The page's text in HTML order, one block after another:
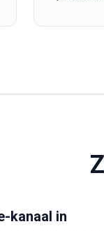
kanaal in